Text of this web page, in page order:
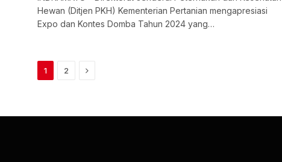
Hewan (Ditjen PKH) Kementerian Pertanian mengapresiasi
Expo dan Kontes Domba Tahun 2024 yang…
1 2 Next